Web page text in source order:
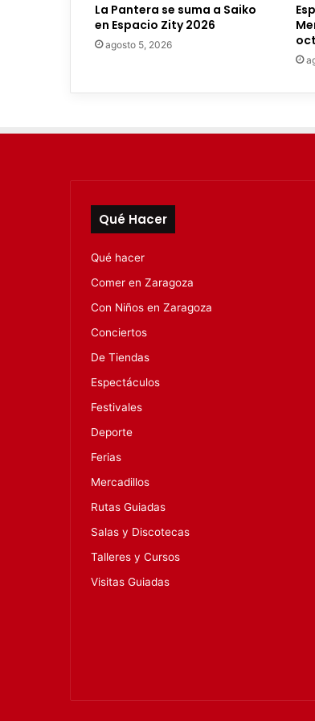
c
t
r
o
La Pantera se suma a Saiko
en Espacio Zity 2026
agosto 5, 2026
Qué Hacer
Qué hacer
Comer en Zaragoza
Con Niños en Zaragoza
Conciertos
De Tiendas
Espectáculos
Festivales
Deporte
Ferias
Mercadillos
Rutas Guiadas
Salas y Discotecas
Talleres y Cursos
Visitas Guiadas